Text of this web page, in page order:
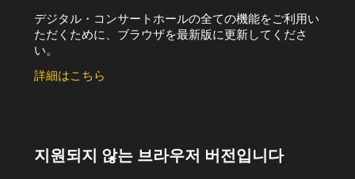
デジタル・コンサートホールの全ての機能をご利用い
ただくために、ブラウザを最新版に更新してくださ
い。
詳細はこちら
지원되지 않는 브라우저 버전입니다